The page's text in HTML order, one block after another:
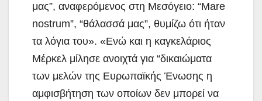
μας”, αναφερόμενος στη Μεσόγειο: “Mare
nostrum”, “θάλασσά μας”, θυμίζω ότι ήταν
τα λόγια του». «Ενώ και η καγκελάριος
Μέρκελ μίλησε ανοιχτά για “δικαιώματα
των μελών της Ευρωπαϊκής Ένωσης η
αμφισβήτηση των οποίων δεν μπορεί να